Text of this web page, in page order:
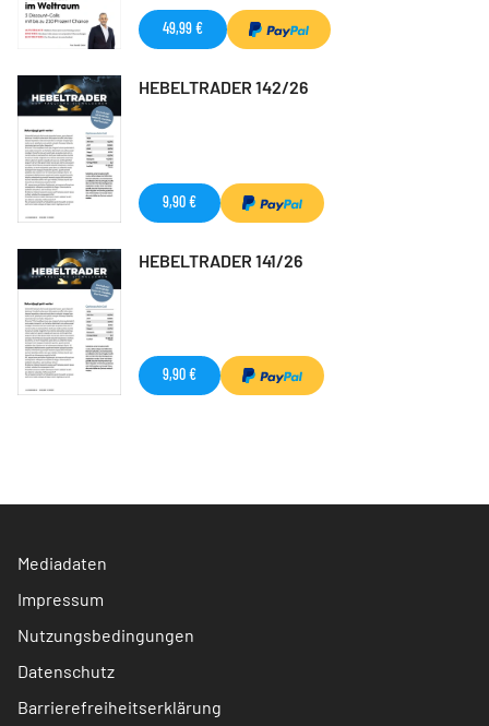
49,99 €
HEBELTRADER 142/26
9,90 €
HEBELTRADER 141/26
9,90 €
Mediadaten
Impressum
Nutzungsbedingungen
Datenschutz
Barrierefreiheitserklärung